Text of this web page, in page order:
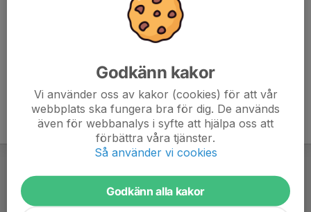
Godkänn kakor
Vi använder oss av kakor (cookies) för att vår
webbplats ska fungera bra för dig. De används
även för webbanalys i syfte att hjälpa oss att
förbättra våra tjänster.
Så använder vi cookies
Godkänn alla kakor